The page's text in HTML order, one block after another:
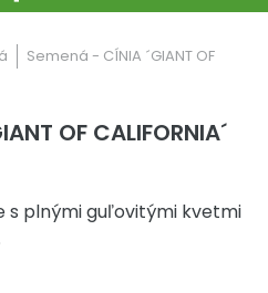
Semená - CÍNIA ´GIANT OF
OF CALIFORNIA´
s plnými guľovitými kvetmi